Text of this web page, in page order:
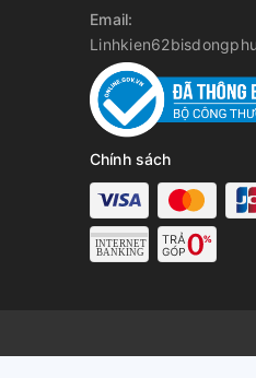
Email:
Chính sách